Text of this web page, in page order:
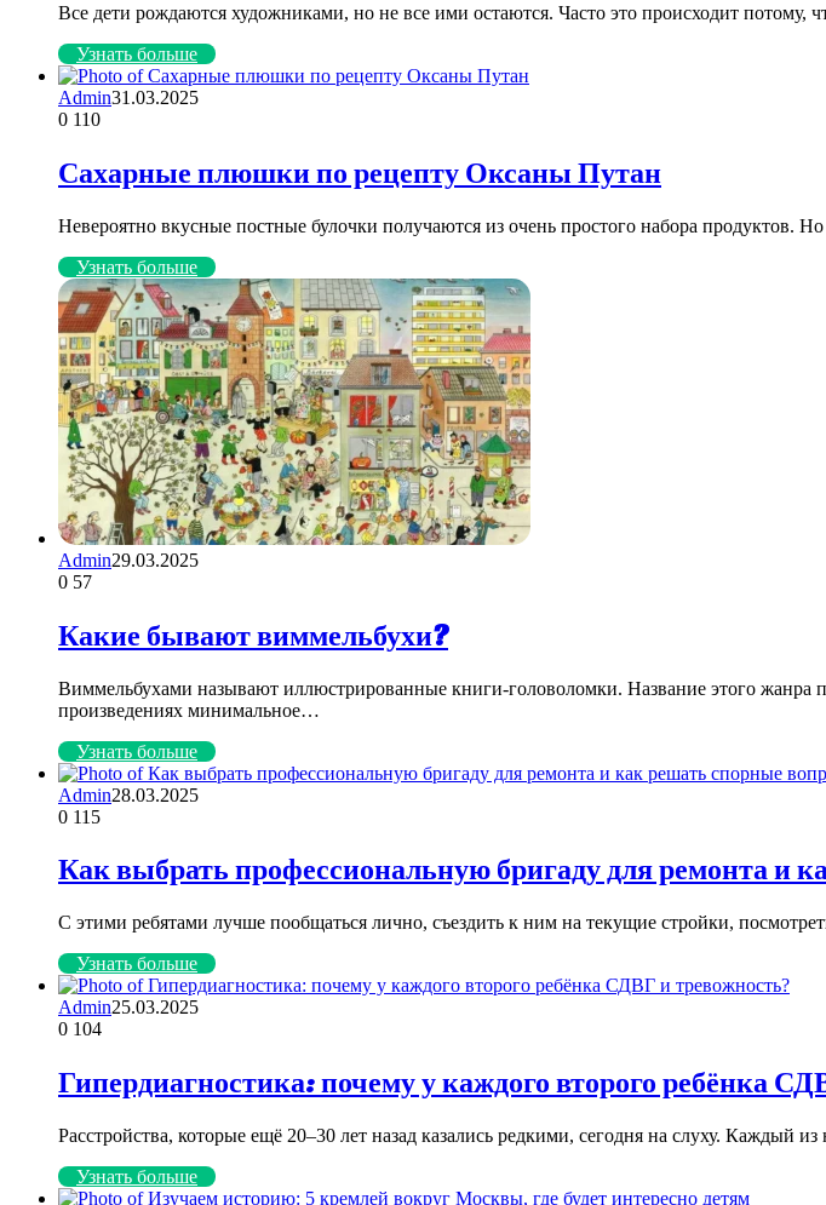
Все дети рождаются художниками, но не все ими остаются. Часто это происходит
Узнать больше
Admin31.03.2025
0 110
Сахарные плюшки по рецепту Оксаны Путан
Невероятно вкусные постные булочки получаются из очень простого набора
Узнать больше
Admin29.03.2025
0 57
Какие бывают виммельбухи?
Виммельбухами называют иллюстрированные книги-головоломки. Название этого
произведениях минимальное…
Узнать больше
Admin28.03.2025
0 115
Как выбрать профессиональную бригаду для ремонта и
С этими ребятами лучше пообщаться лично, съездить к ним на текущие стройки,
Узнать больше
Admin25.03.2025
0 104
Гипердиагностика: почему у каждого второго ребёнка
Расстройства, которые ещё 20–30 лет назад казались редкими, сегодня на слуху. Каждый
Узнать больше